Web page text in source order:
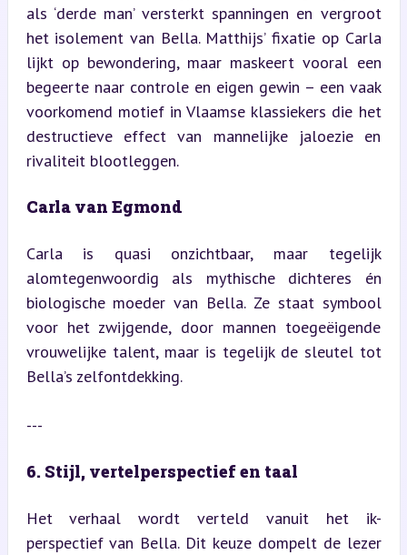
als ‘derde man’ versterkt spanningen en vergroot
het isolement van Bella. Matthijs’ fixatie op Carla
lijkt op bewondering, maar maskeert vooral een
begeerte naar controle en eigen gewin – een vaak
voorkomend motief in Vlaamse klassiekers die het
destructieve effect van mannelijke jaloezie en
rivaliteit blootleggen.
Carla van Egmond
Carla is quasi onzichtbaar, maar tegelijk
alomtegenwoordig als mythische dichteres én
biologische moeder van Bella. Ze staat symbool
voor het zwijgende, door mannen toegeëigende
vrouwelijke talent, maar is tegelijk de sleutel tot
Bella’s zelfontdekking.
---
6. Stijl, vertelperspectief en taal
Het verhaal wordt verteld vanuit het ik-
perspectief van Bella. Dit keuze dompelt de lezer